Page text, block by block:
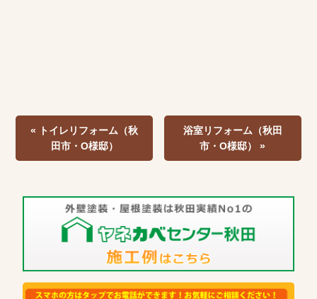
« トイレリフォーム（秋
田市・O様邸）
浴室リフォーム（秋田
市・O様邸） »